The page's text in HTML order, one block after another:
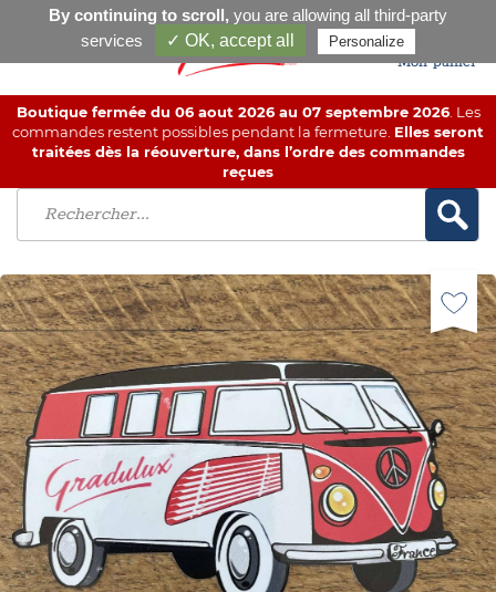
Mon panier
Boutique fermée du 06 aout 2026 au 07 septembre 2026. Les
commandes restent possibles pendant la fermeture. Elles seront
traitées dès la réouverture, dans l’ordre des commandes
reçues
By continuing to scroll, you are allowing all third-party
services
✓ OK, accept all Personalize